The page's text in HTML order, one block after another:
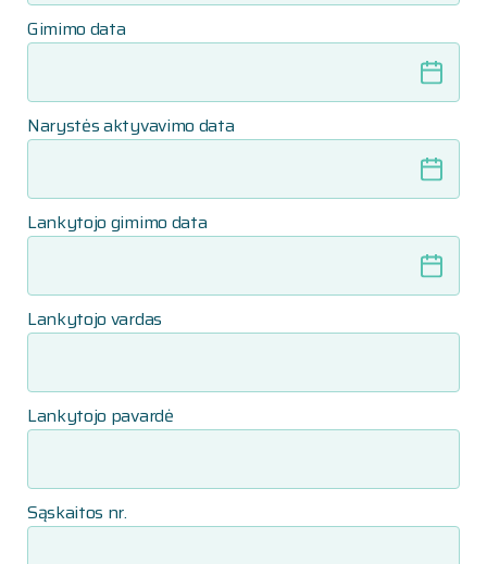
Gimimo data
Narystės aktyvavimo data
Lankytojo gimimo data
Lankytojo vardas
Lankytojo pavardė
Sąskaitos nr.